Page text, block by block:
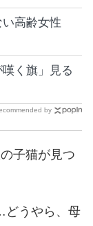
高齢女性
く旗」見る
by
子猫が見つ
どうやら、母